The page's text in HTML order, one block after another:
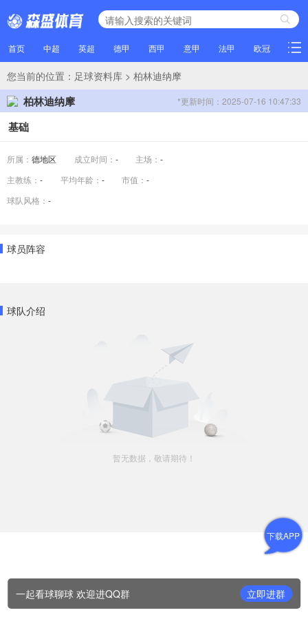
首页 中超 英超 德甲 西甲 意甲 法甲 欧冠 NBA
您当前的位置： 足球资料库 > 柏林迪纳摩
柏林迪纳摩 *更新时间：2025-07-16 10:47:33
基础
所属： 德地区 成立时间： - 主场：-
主教练： - 平均年龄： - 市值：-
球队风格： -
球员阵容
球队介绍
暂无数据，敬请期待！
一起看球聊球 欢迎进QQ群 立即进群
下载APP